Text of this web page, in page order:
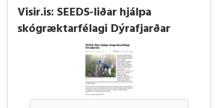
Visir.is: SEEDS-liðar hjálpa
skógræktarfélagi Dýrafjarðar